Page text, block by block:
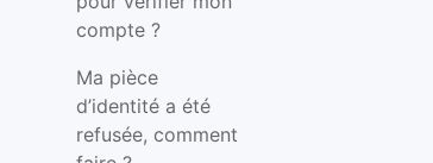
compte ?
Ma pièce
d’identité a été
refusée, comment